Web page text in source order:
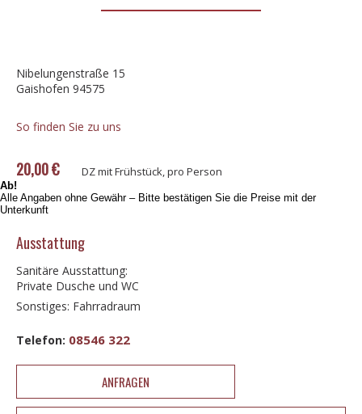
Nibelungenstraße 15
Gaishofen 94575
So finden Sie zu uns
20,00 € DZ mit Frühstück, pro Person
Ab!
Alle Angaben ohne Gewähr – Bitte bestätigen Sie die Preise mit der
Unterkunft
Ausstattung
Sanitäre Ausstattung:
Private Dusche und WC
Sonstiges: Fahrradraum
Telefon: 08546 322
ANFRAGEN